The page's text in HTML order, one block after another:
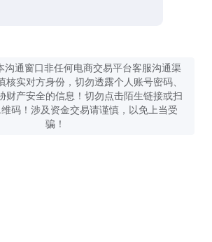
沟通窗口非任何电商交易平台客服沟通渠
核实对方身份，切勿透露个人账号密码、
财产安全的信息！切勿点击陌生链接或扫
码！涉及资金交易请谨慎，以免上当受
骗！